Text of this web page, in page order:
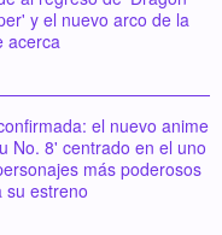
y el nuevo arco de la
acerca
el nuevo anime
No. 8' centrado en el uno
más poderosos
su estreno